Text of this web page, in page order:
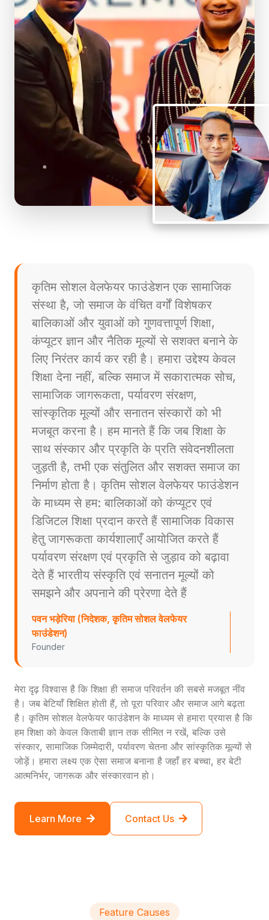
कृतिम सोशल वेलफेयर फाउंडेशन एक सामाजिक
संस्था है, जो समाज के वंचित वर्गों विशेषकर
बालिकाओं और युवाओं को गुणवत्तापूर्ण शिक्षा,
कंप्यूटर ज्ञान और नैतिक मूल्यों से सशक्त बनाने के
लिए निरंतर कार्य कर रही है। हमारा उद्देश्य केवल
शिक्षा देना नहीं, बल्कि समाज में सकारात्मक सोच,
सामाजिक जागरूकता, पर्यावरण संरक्षण,
सांस्कृतिक मूल्यों और सनातन संस्कारों को भी
मजबूत करना है। हम मानते हैं कि जब शिक्षा के
साथ संस्कार और प्रकृति के प्रति संवेदनशीलता
जुड़ती है, तभी एक संतुलित और सशक्त समाज का
निर्माण होता है। कृतिम सोशल वेलफेयर फाउंडेशन
के माध्यम से हम: बालिकाओं को कंप्यूटर एवं
डिजिटल शिक्षा प्रदान करते हैं सामाजिक विकास
हेतु जागरूकता कार्यशालाएँ आयोजित करते हैं
पर्यावरण संरक्षण एवं प्रकृति से जुड़ाव को बढ़ावा
देते हैं भारतीय संस्कृति एवं सनातन मूल्यों को
समझने और अपनाने की प्रेरणा देते हैं
पवन भड़ेरिया (निदेशक, कृतिम सोशल वेलफेयर
फाउंडेशन)
Founder
मेरा दृढ़ विश्वास है कि शिक्षा ही समाज परिवर्तन की सबसे मजबूत नींव
है। जब बेटियाँ शिक्षित होती हैं, तो पूरा परिवार और समाज आगे बढ़ता
है। कृतिम सोशल वेलफेयर फाउंडेशन के माध्यम से हमारा प्रयास है कि
हम शिक्षा को केवल किताबी ज्ञान तक सीमित न रखें, बल्कि उसे
संस्कार, सामाजिक जिम्मेदारी, पर्यावरण चेतना और सांस्कृतिक मूल्यों से
जोड़ें। हमारा लक्ष्य एक ऐसा समाज बनाना है जहाँ हर बच्चा, हर बेटी
आत्मनिर्भर, जागरूक और संस्कारवान हो।
Learn More Contact Us
Feature Causes